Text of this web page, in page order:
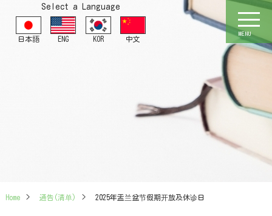
MENU
Select a Language
日本語 ENG KOR 中文
Home > 通告(清单) > 2025年盂兰盆节假期开放及休诊日